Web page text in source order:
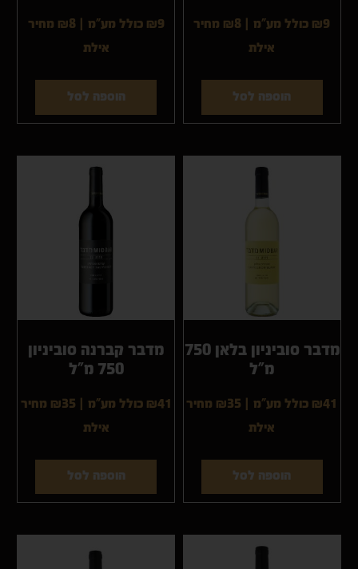
₪9 כולל מע"מ ₪8 מחיר
אילת
הוספה לסל
₪9 כולל מע"מ ₪8 מחיר
אילת
הוספה לסל
מדבר סוביניון בלאן 750
מ"ל
₪41 כולל מע"מ ₪35 מחיר
אילת
הוספה לסל
מדבר קברנה סוביניון
750 מ"ל
₪41 כולל מע"מ ₪35 מחיר
אילת
הוספה לסל